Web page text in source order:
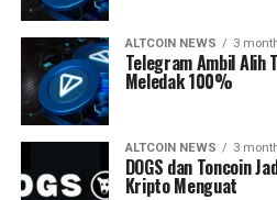
ALTCOIN NEWS 3
Telegram Ambil Alih
Meledak 100%
ALTCOIN NEWS 3
DOGS dan Toncoin
Kripto Menguat